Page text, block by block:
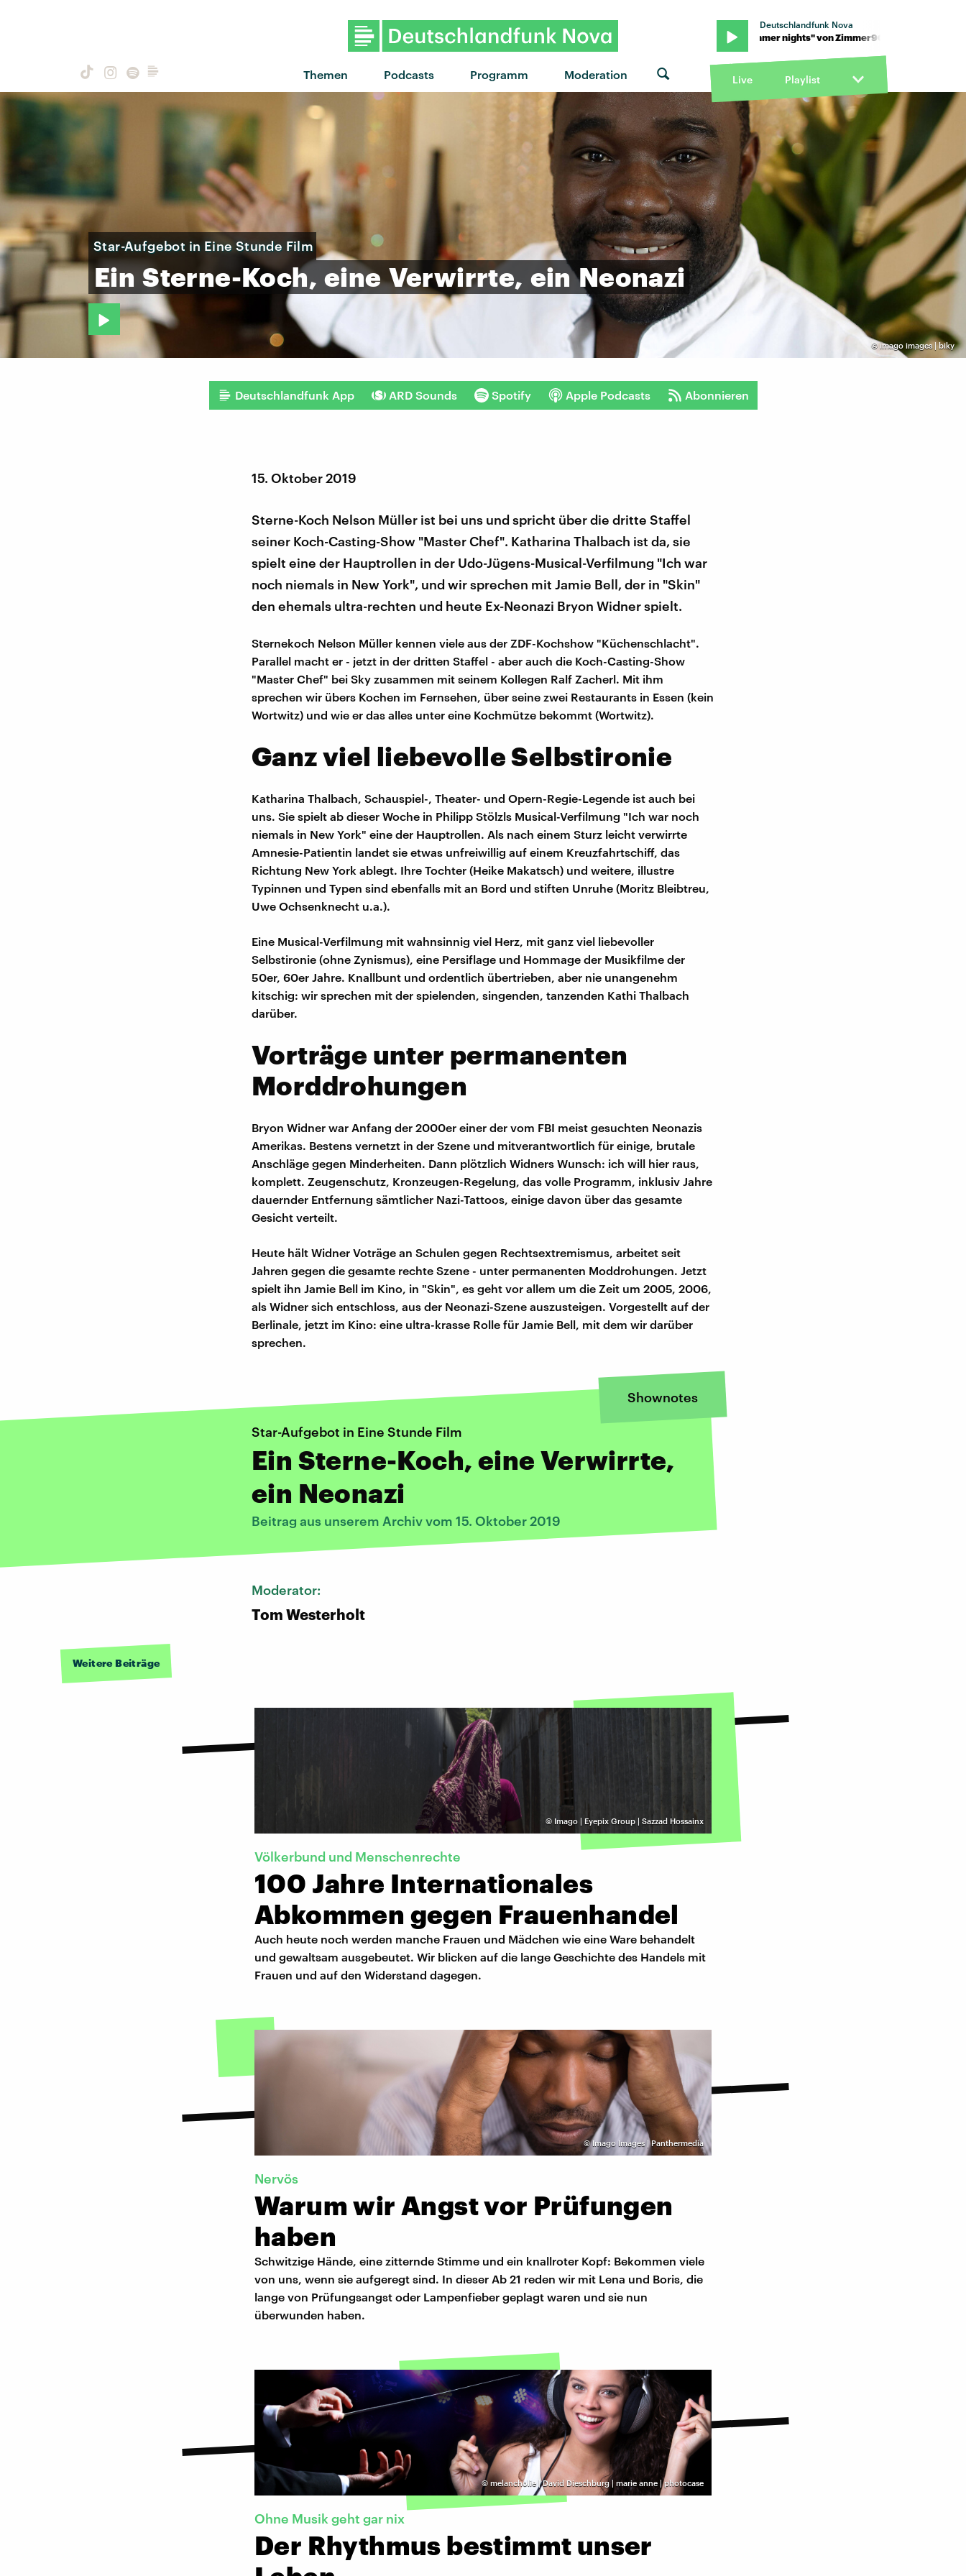
Themen Podcasts Programm Moderation
Deutschlandfunk Nova
"Summer nights" von Zimmer90 · "Summer nights" von Zimmer90 · "Summer nights" von
Live Playlist
©imago images | biky
Star-Aufgebot in Eine Stunde Film
Ein Sterne-Koch, eine Verwirrte, ein Neonazi
Deutschlandfunk App ARD Sounds Spotify Apple Podcasts Abonnieren
15. Oktober 2019
Sterne-Koch Nelson Müller ist bei uns und spricht über die dritte Staffel
seiner Koch-Casting-Show "Master Chef". Katharina Thalbach ist da, sie
spielt eine der Hauptrollen in der Udo-Jügens-Musical-Verfilmung "Ich war
noch niemals in New York", und wir sprechen mit Jamie Bell, der in "Skin"
den ehemals ultra-rechten und heute Ex-Neonazi Bryon Widner spielt.
Sternekoch Nelson Müller kennen viele aus der ZDF-Kochshow "Küchenschlacht".
Parallel macht er - jetzt in der dritten Staffel - aber auch die Koch-Casting-Show
"Master Chef" bei Sky zusammen mit seinem Kollegen Ralf Zacherl. Mit ihm
sprechen wir übers Kochen im Fernsehen, über seine zwei Restaurants in Essen (kein
Wortwitz) und wie er das alles unter eine Kochmütze bekommt (Wortwitz).
Ganz viel liebevolle Selbstironie
Katharina Thalbach, Schauspiel-, Theater- und Opern-Regie-Legende ist auch bei
uns. Sie spielt ab dieser Woche in Philipp Stölzls Musical-Verfilmung "Ich war noch
niemals in New York" eine der Hauptrollen. Als nach einem Sturz leicht verwirrte
Amnesie-Patientin landet sie etwas unfreiwillig auf einem Kreuzfahrtschiff, das
Richtung New York ablegt. Ihre Tochter (Heike Makatsch) und weitere, illustre
Typinnen und Typen sind ebenfalls mit an Bord und stiften Unruhe (Moritz Bleibtreu,
Uwe Ochsenknecht u.a.).
Eine Musical-Verfilmung mit wahnsinnig viel Herz, mit ganz viel liebevoller
Selbstironie (ohne Zynismus), eine Persiflage und Hommage der Musikfilme der
50er, 60er Jahre. Knallbunt und ordentlich übertrieben, aber nie unangenehm
kitschig: wir sprechen mit der spielenden, singenden, tanzenden Kathi Thalbach
darüber.
Vorträge unter permanenten
Morddrohungen
Bryon Widner war Anfang der 2000er einer der vom FBI meist gesuchten Neonazis
Amerikas. Bestens vernetzt in der Szene und mitverantwortlich für einige, brutale
Anschläge gegen Minderheiten. Dann plötzlich Widners Wunsch: ich will hier raus,
komplett. Zeugenschutz, Kronzeugen-Regelung, das volle Programm, inklusiv Jahre
dauernder Entfernung sämtlicher Nazi-Tattoos, einige davon über das gesamte
Gesicht verteilt.
Heute hält Widner Voträge an Schulen gegen Rechtsextremismus, arbeitet seit
Jahren gegen die gesamte rechte Szene - unter permanenten Moddrohungen. Jetzt
spielt ihn Jamie Bell im Kino, in "Skin", es geht vor allem um die Zeit um 2005, 2006,
als Widner sich entschloss, aus der Neonazi-Szene auszusteigen. Vorgestellt auf der
Berlinale, jetzt im Kino: eine ultra-krasse Rolle für Jamie Bell, mit dem wir darüber
sprechen.
Shownotes
Star-Aufgebot in Eine Stunde Film
Ein Sterne-Koch, eine Verwirrte,
ein Neonazi
Beitrag aus unserem Archiv vom 15. Oktober 2019
Moderator:
Tom Westerholt
Weitere Beiträge
© Imago | Eyepix Group | Sazzad Hossainx
Völkerbund und Menschenrechte
100 Jahre Internationales
Abkommen gegen Frauenhandel
Auch heute noch werden manche Frauen und Mädchen wie eine Ware behandelt
und gewaltsam ausgebeutet. Wir blicken auf die lange Geschichte des Handels mit
Frauen und auf den Widerstand dagegen.
©Imago Images | Panthermedia
Nervös
Warum wir Angst vor Prüfungen
haben
Schwitzige Hände, eine zitternde Stimme und ein knallroter Kopf: Bekommen viele
von uns, wenn sie aufgeregt sind. In dieser Ab 21 reden wir mit Lena und Boris, die
lange von Prüfungsangst oder Lampenfieber geplagt waren und sie nun
überwunden haben.
©melancholie | David Dieschburg | marie anne | photocase
Ohne Musik geht gar nix
Der Rhythmus bestimmt unser